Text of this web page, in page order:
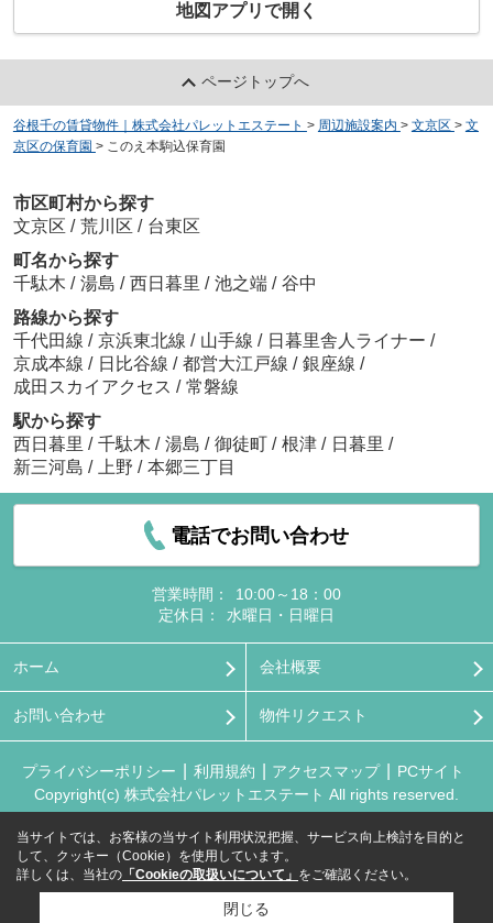
地図アプリで開く
ページトップへ
谷根千の賃貸物件｜株式会社パレットエステート > 周辺施設案内 > 文京区 > 文
京区の保育園 > このえ本駒込保育園
市区町村から探す
文京区 / 荒川区 / 台東区
町名から探す
千駄木 / 湯島 / 西日暮里 / 池之端 / 谷中
路線から探す
千代田線 / 京浜東北線 / 山手線 / 日暮里舎人ライナー /
京成本線 / 日比谷線 / 都営大江戸線 / 銀座線 /
成田スカイアクセス / 常磐線
駅から探す
西日暮里 / 千駄木 / 湯島 / 御徒町 / 根津 / 日暮里 /
新三河島 / 上野 / 本郷三丁目
電話でお問い合わせ
営業時間：
10:00～18：00
定休日：
水曜日・日曜日
ホーム 会社概要
お問い合わせ 物件リクエスト
プライバシーポリシー 利用規約 アクセスマップ
PCサイト
Copyright(c) 株式会社パレットエステート All rights reserved.
当サイトでは、お客様の当サイト利用状況把握、サービス向上検討を目的と
して、クッキー（Cookie）を使用しています。
詳しくは、当社の 「Cookieの取扱いについて」 をご確認ください。
閉じる